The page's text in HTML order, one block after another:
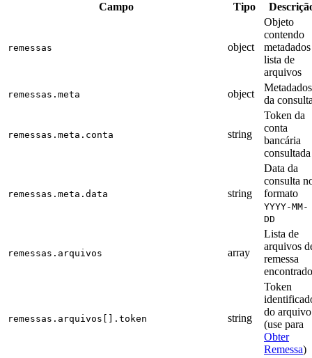
Campo
Tipo
remessas object
Objeto
contendo
lista de
arquivos
remessas.meta object
Metadados
da
remessas.meta.conta string
Token da
conta
bancária
consultada
remessas.meta.data string
Data da
consulta
formato
YYYY-MM-
DD
remessas.arquivos array
Lista de
arquivos
remessa
remessas.arquivos[].token string
Token
do arquivo
(use para
Obter
Remessa)